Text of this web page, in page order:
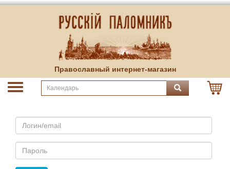
Православный интернет-магазин
Email
Пароль